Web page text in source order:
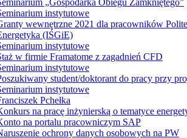
„Gospodarka Obiegu Zamkniętego”
instytutowe
wewnętrzne 2021 dla pracowników
(IŚGiE)
instytutowe
w firmie Framatome z zagadnień CFD
instytutowe
student/doktorant do pracy przy
instytutowe
Pchełka
na pracę inżynierską o tematyce
na portalu pracowniczym SAP
ochrony danych osobowych na PW